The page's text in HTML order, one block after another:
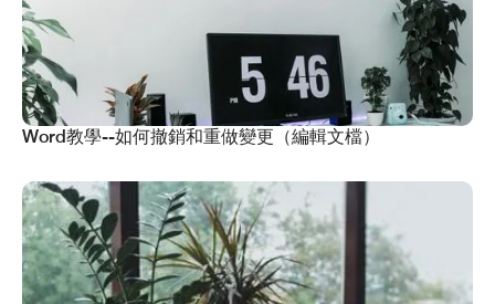
Word教學--如何撤銷和重做變更（編輯文檔）